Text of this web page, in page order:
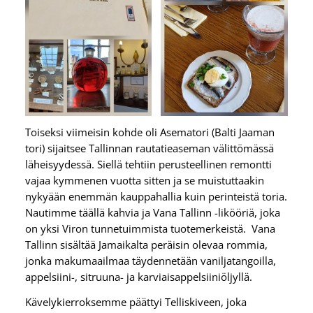
Toiseksi viimeisin kohde oli Asematori (Balti Jaaman
tori) sijaitsee Tallinnan rautatieaseman välittömässä
läheisyydessä. Siellä tehtiin perusteellinen remontti
vajaa kymmenen vuotta sitten ja se muistuttaakin
nykyään enemmän kauppahallia kuin perinteistä toria.
Nautimme täällä kahvia ja Vana Tallinn -likööriä, joka
on yksi Viron tunnetuimmista tuotemerkeistä. Vana
Tallinn sisältää Jamaikalta peräisin olevaa rommia,
jonka makumaailmaa täydennetään vaniljatangoilla,
appelsiini-, sitruuna- ja karviaisappelsiiniöljyllä.
Kävelykierroksemme päättyi Telliskiveen, joka